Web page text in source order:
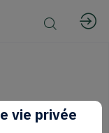
vie privée